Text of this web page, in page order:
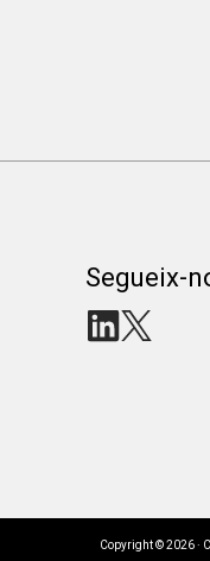
Segueix-
Copyright © 2026 ·